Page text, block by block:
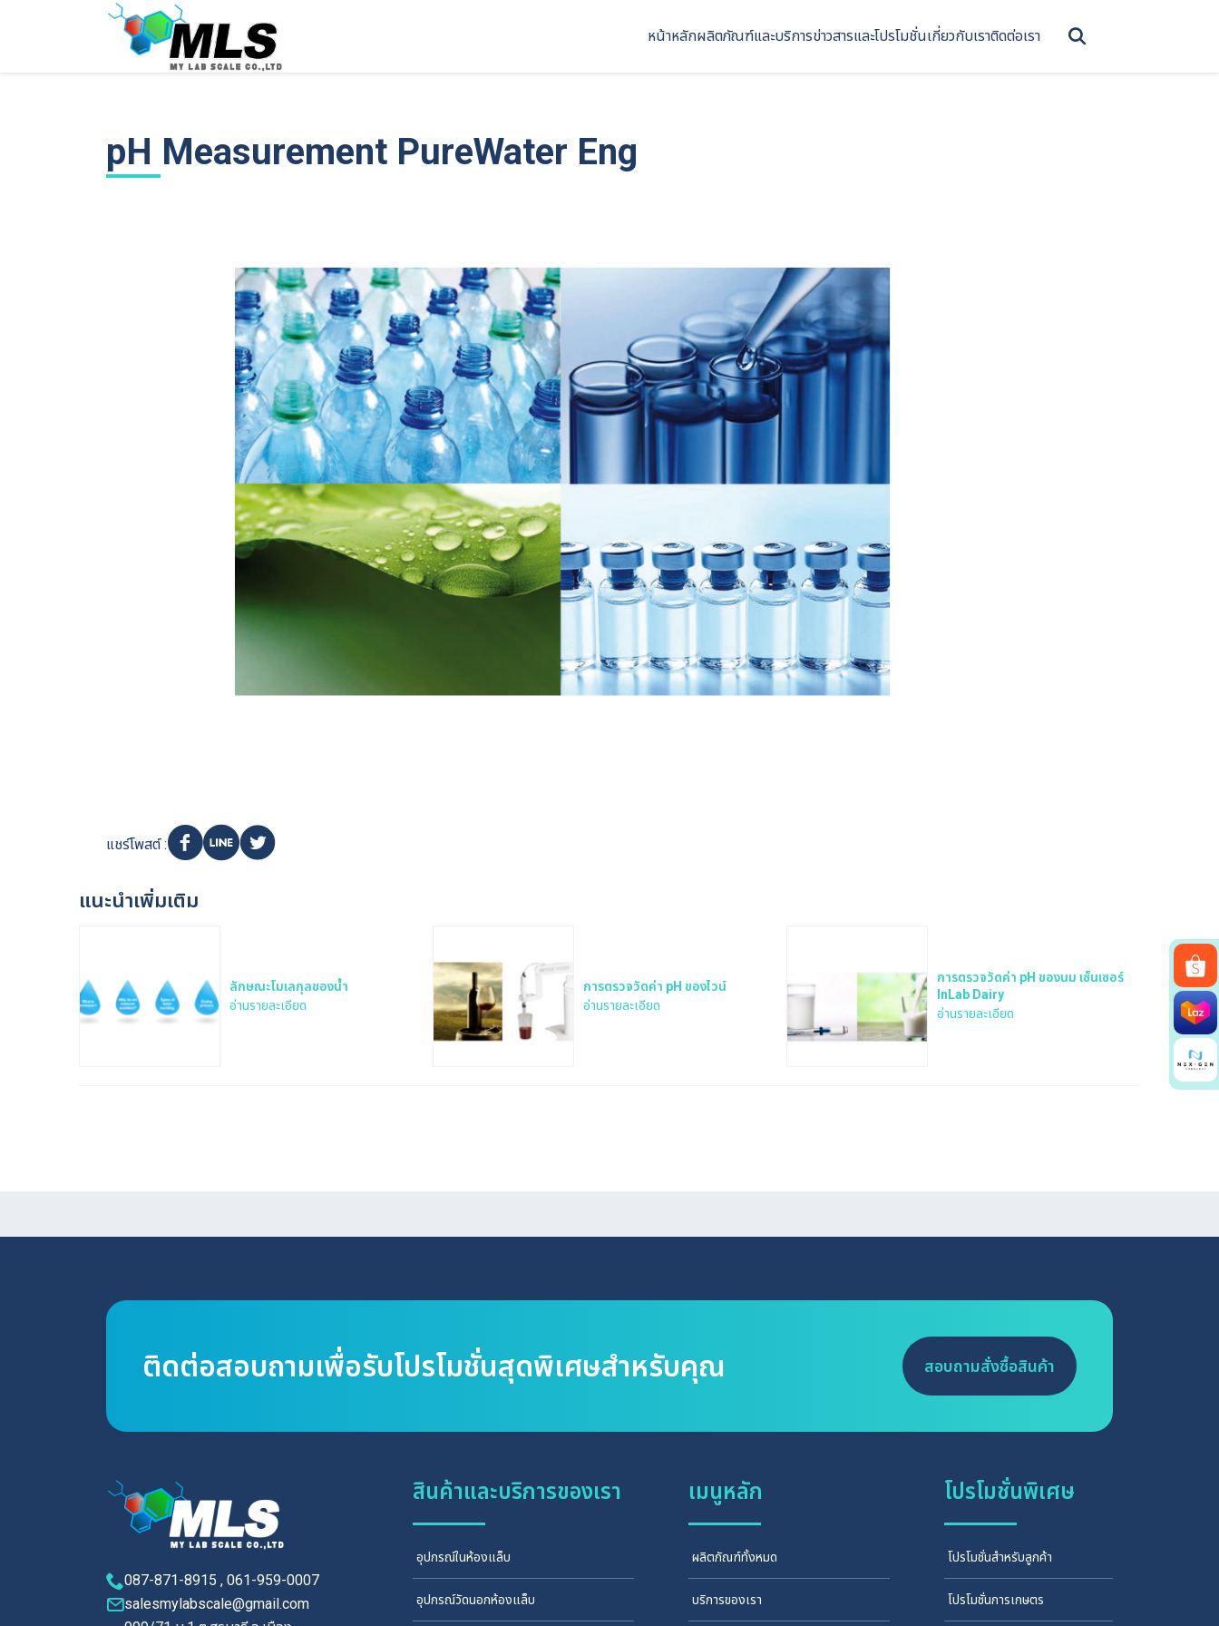
หน้าหลักผลิตภัณฑ์และบริการข่าวสารและโปรโมชั่นเกี่ยวกับเราติดต่อเรา
Search
for:
pH Measurement PureWater Eng
แชร์โพสต์ :
แนะนำเพิ่มเติม
ลักษณะโมเลกุลของน้ำ
อ่านรายละเอียด
การตรวจวัดค่า pH ของไวน์
อ่านรายละเอียด
การตรวจวัดค่า pH ของนม เซ็นเซอร์
InLab Dairy
อ่านรายละเอียด
ติดต่อสอบถามเพื่อรับโปรโมชั่นสุดพิเศษสำหรับคุณ สอบถามสั่งซื้อสินค้า
087-871-8915 , 061-959-0007
salesmylabscale@gmail.com
สินค้าและบริการของเรา
อุปกรณ์ในห้องแล็บ
อุปกรณ์วัดนอกห้องแล็บ
เมนูหลัก
ผลิตภัณฑ์ทั้งหมด
บริการของเรา
โปรโมชั่นพิเศษ
โปรโมชั่นสำหรับลูกค้า
โปรโมชั่นการเกษตร